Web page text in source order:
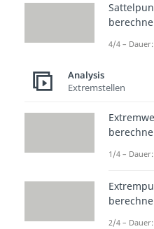
4/4 – Dauer:
Analysis
Extremstellen
1/4 –
2/4 –